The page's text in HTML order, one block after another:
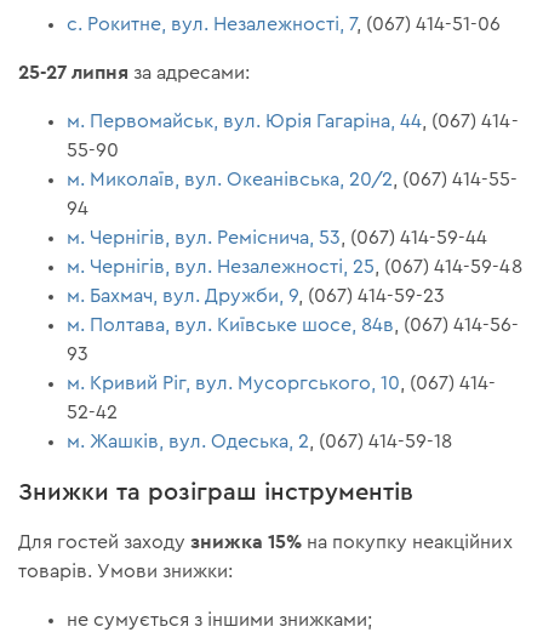
с. Рокитне, вул. Незалежності, 7, (067) 414-51-06
25-27 липня за адресами:
м. Первомайськ, вул. Юрія Гагаріна, 44 , (067) 414-
55-90
м. Миколаїв, вул. Океанівська, 20/2 , (067) 414-55-
94
м. Чернігів, вул. Реміснича, 53 , (067) 414-59-44
м. Чернігів, вул. Незалежності, 25 , (067) 414-59-48
м. Бахмач, вул. Дружби, 9 , (067) 414-59-23
м. Полтава, вул. Київське шосе, 84в , (067) 414-56-
93
м. Кривий Ріг, вул. Мусоргського, 10 , (067) 414-
52-42
м. Жашків, вул. Одеська, 2 , (067) 414-59-18
Знижки та розіграш інструментів
Для гостей заходузнижка 15% на покупку неакційних
товарів. Умови знижки:
не сумується з іншими знижками;